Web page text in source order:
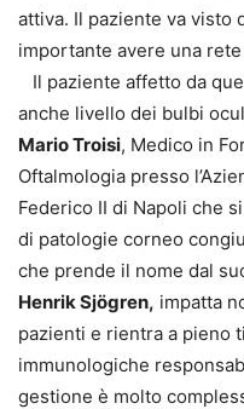
attiva. Il paziente va visto
importante avere una
Il paziente affetto da
anche livello dei bulbi
Mario Troisi, Medico in
Oftalmologia presso
Federico II di Napoli che
di patologie corneo
che prende il nome dal
Henrik Sjögren, impatta
pazienti e rientra a pieno
immunologiche
gestione è molto